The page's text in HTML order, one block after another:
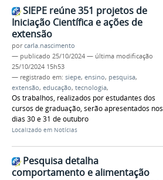
SIEPE reúne 351 projetos de
Iniciação Científica e ações de
extensão
porcarla.nascimento
— publicado 25/10/2024 — última modificação
25/10/2024 15h53
— registrado em: siepe, ensino, pesquisa,
extensão, educação, tecnologia,
Os trabalhos, realizados por estudantes dos
cursos de graduação, serão apresentados nos
dias 30 e 31 de outubro
Localizado em Notícias
Pesquisa detalha
comportamento e alimentação